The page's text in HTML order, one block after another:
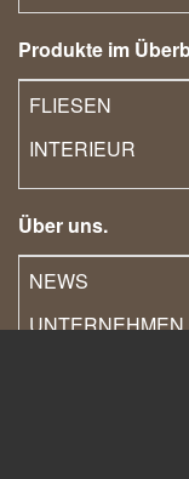
Produkte im
FLIESEN
INTERIEUR
Über uns.
NEWS
UNTERNEHMEN